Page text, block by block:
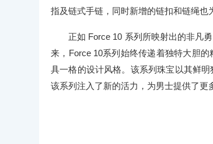
指及链式手链，同时新增的链扣和链绳也
正如 Force 10 系列所映射出的非凡
来，Force 10系列始终传递着独特大胆
具一格的设计风格。该系列珠宝以其鲜
该系列注入了新的活力，为男士提供了更